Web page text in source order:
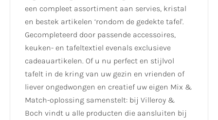
een compleet assortiment aan servies, kristal
en bestek artikelen ‘rondom de gedekte tafel'.
Gecompleteerd door passende accessoires,
keuken- en tafeltextiel evenals exclusieve
cadeauartikelen. Of u nu perfect en stijlvol
tafelt in de kring van uw gezin en vrienden of
liever ongedwongen en creatief uw eigen Mix &
Match-oplossing samenstelt: bij Villeroy &
Boch vindt u alle producten die aansluiten bij